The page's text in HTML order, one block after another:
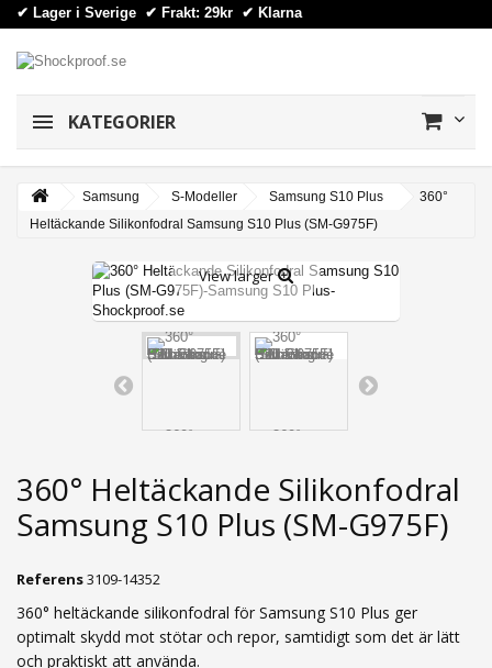
✔ Lager i Sverige ✔ Frakt: 29kr ✔ Klarna
KATEGORIER
Samsung S-Modeller Samsung S10 Plus
360°
Heltäckande Silikonfodral Samsung S10 Plus (SM-G975F)
View larger
360° Heltäckande Silikonfodral
Samsung S10 Plus (SM-G975F)
Referens3109-14352
360° heltäckande silikonfodral för Samsung S10 Plus ger
optimalt skydd mot stötar och repor, samtidigt som det är lätt
och praktiskt att använda.